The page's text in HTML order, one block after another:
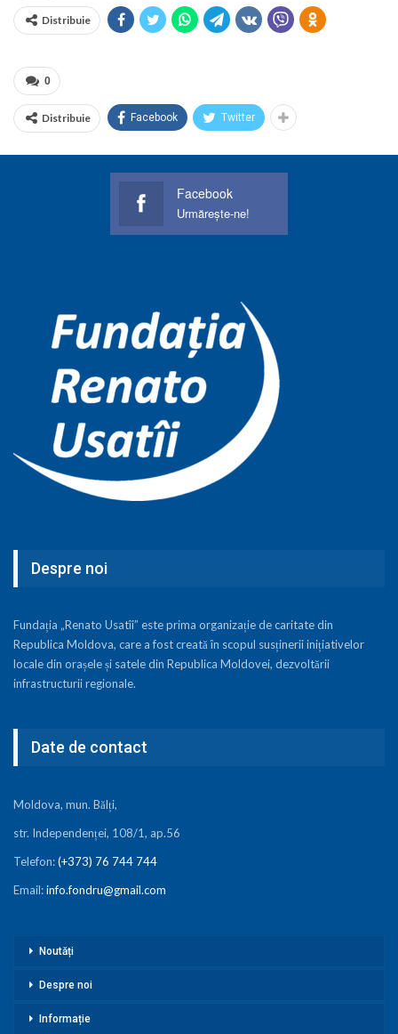
Distribuie
0
Distribuie Facebook Twitter
Facebook
Urmărește-ne!
Despre noi
Fundația „Renato Usatîi” este prima organizație de caritate din
Republica Moldova, care a fost creată în scopul susținerii inițiativelor
locale din orașele și satele din Republica Moldovei, dezvoltării
infrastructurii regionale.
Date de contact
Moldova, mun. Bălți,
str. Independenței, 108/1, ap.56
Telefon:(+373) 76 744 744
Email:info.fondru@gmail.com
Noutăți
Despre noi
Informație